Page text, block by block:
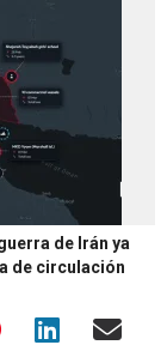
de Irán ya
de circulación